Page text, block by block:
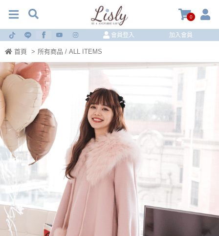
0
會員登入 加入會員
首頁 > 所有商品 / ALL ITEMS